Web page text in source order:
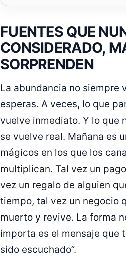
FUENTES QUE
CONSIDERADO,
SORPRENDEN
La abundancia no siempre
esperas. A veces, lo que
vuelve inmediato. Y lo que
se vuelve real. Mañana es
mágicos en los que los
multiplican. Tal vez un
vez un regalo de alguien
tiempo, tal vez un negocio
muerto y revive. La forma
importa es el mensaje que
sido escuchado”.